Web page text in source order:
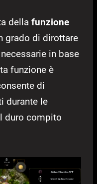
della funzione
grado di dirottare
in base
funzione è
di
durante le
duro compito